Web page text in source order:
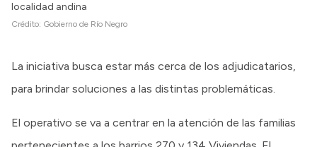
localidad andina
Crédito: Gobierno de Río Negro
La iniciativa busca estar más cerca de los adjudicatarios,
para brindar soluciones a las distintas problemáticas.
El operativo se va a centrar en la atención de las familias